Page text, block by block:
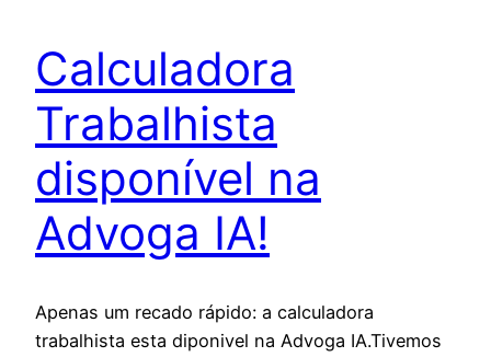
Calculadora
Trabalhista
disponível na
Advoga IA!
Apenas um recado rápido: a calculadora
trabalhista esta diponivel na Advoga IA.Tivemos